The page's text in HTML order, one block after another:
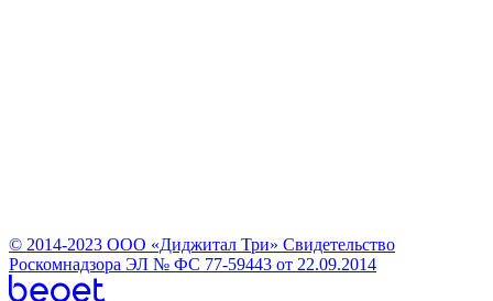
© 2014-2023 ООО «Диджитал Три» Свидетельство
Роскомнадзора ЭЛ № ФС 77-59443 от 22.09.2014